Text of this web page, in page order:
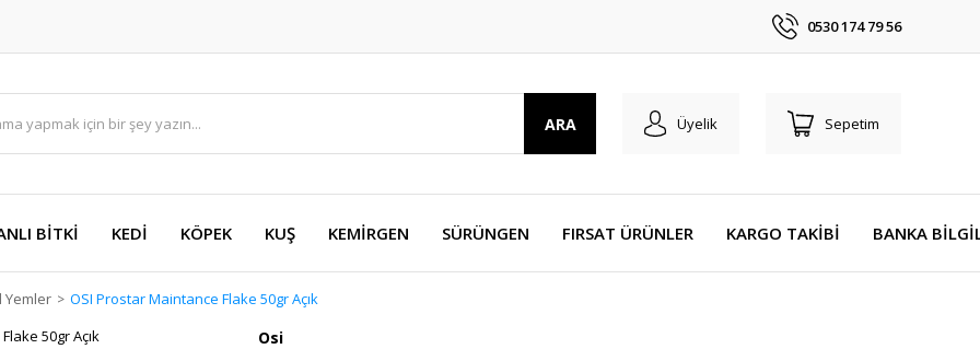
0530 174 79 56
ARA Üyelik Sepetim
BİTKİ KEDİ KÖPEK KUŞ KEMİRGEN SÜRÜNGEN FIRSAT ÜRÜNLER KARGO TAKİBİ BANKA
Yemler OSI Prostar Maintance Flake 50gr Açık
Osi